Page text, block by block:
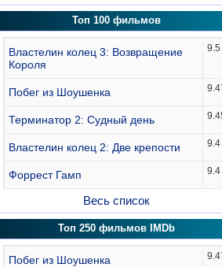
Топ 100 фильмов
Властелин колец 3: Возвращение
Короля
9.5
Побег из Шоушенка
Терминатор 2: Судный день
Властелин колец 2: Две крепости 9.4
Форрест Гамп 9.4
Весь список
Топ 250 фильмов IMDb
Побег из Шоушенка